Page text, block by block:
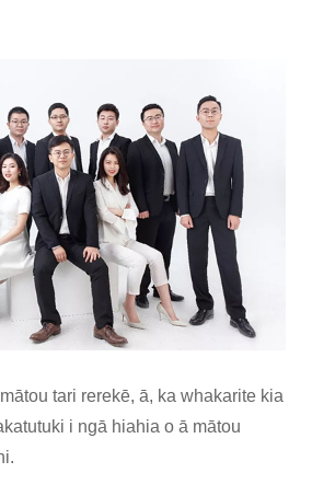
tari rerekē, ā, ka whakarite kia
i ngā hiahia o ā mātou